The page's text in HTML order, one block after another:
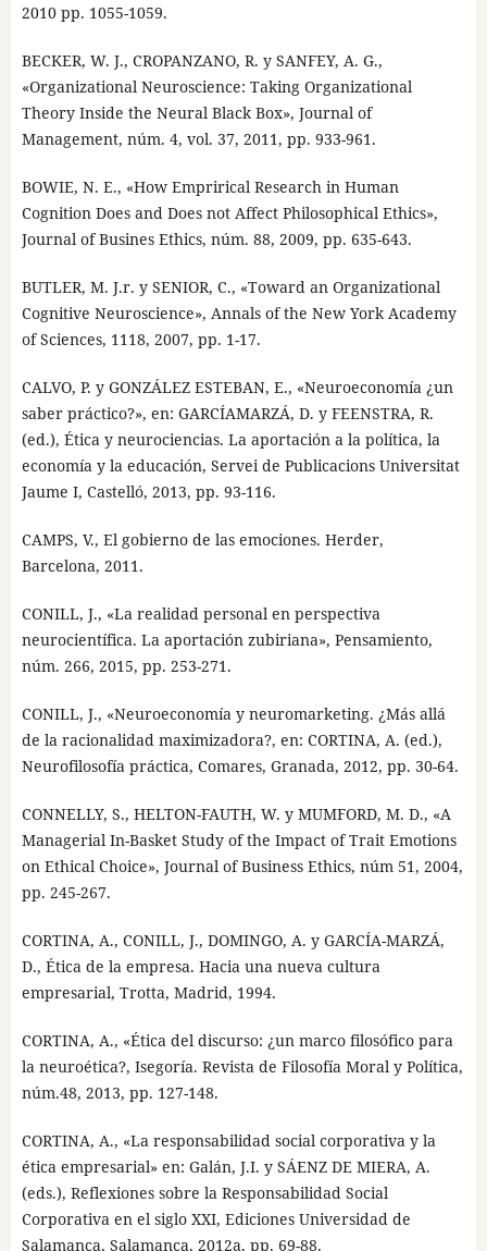
2010 pp. 1055-1059.
BECKER, W. J., CROPANZANO, R. y SANFEY, A. G.,
«Organizational Neuroscience: Taking Organizational
Theory Inside the Neural Black Box», Journal of
Management, núm. 4, vol. 37, 2011, pp. 933-961.
BOWIE, N. E., «How Emprirical Research in Human
Cognition Does and Does not Affect Philosophical Ethics»,
Journal of Busines Ethics, núm. 88, 2009, pp. 635-643.
BUTLER, M. J.r. y SENIOR, C., «Toward an Organizational
Cognitive Neuroscience», Annals of the New York Academy
of Sciences, 1118, 2007, pp. 1-17.
CALVO, P. y GONZÁLEZ ESTEBAN, E., «Neuroeconomía ¿un
saber práctico?», en: GARCÍAMARZÁ, D. y FEENSTRA, R.
(ed.), Ética y neurociencias. La aportación a la política, la
economía y la educación, Servei de Publicacions Universitat
Jaume I, Castelló, 2013, pp. 93-116.
CAMPS, V., El gobierno de las emociones. Herder,
Barcelona, 2011.
CONILL, J., «La realidad personal en perspectiva
neurocientífica. La aportación zubiriana», Pensamiento,
núm. 266, 2015, pp. 253-271.
CONILL, J., «Neuroeconomía y neuromarketing. ¿Más allá
de la racionalidad maximizadora?, en: CORTINA, A. (ed.),
Neurofilosofía práctica, Comares, Granada, 2012, pp. 30-64.
CONNELLY, S., HELTON-FAUTH, W. y MUMFORD, M. D., «A
Managerial In-Basket Study of the Impact of Trait Emotions
on Ethical Choice», Journal of Business Ethics, núm 51, 2004,
pp. 245-267.
CORTINA, A., CONILL, J., DOMINGO, A. y GARCÍA-MARZÁ,
D., Ética de la empresa. Hacia una nueva cultura
empresarial, Trotta, Madrid, 1994.
CORTINA, A., «Ética del discurso: ¿un marco filosófico para
la neuroética?, Isegoría. Revista de Filosofía Moral y Política,
núm.48, 2013, pp. 127-148.
CORTINA, A., «La responsabilidad social corporativa y la
ética empresarial» en: Galán, J.I. y SÁENZ DE MIERA, A.
(eds.), Reflexiones sobre la Responsabilidad Social
Corporativa en el siglo XXI, Ediciones Universidad de
Salamanca, Salamanca, 2012a, pp. 69-88.